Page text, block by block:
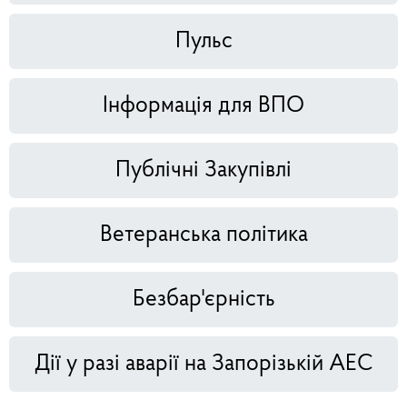
Пульс
Інформація для ВПО
Публічні Закупівлі
Ветеранська політика
Безбар'єрність
Дії у разі аварії на Запорізькій АЕС